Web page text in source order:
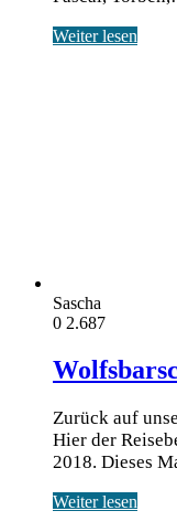
Weiter lesen
Sascha
0 2.687
Zurück auf
Hier der
2018. Dieses
Weiter lesen